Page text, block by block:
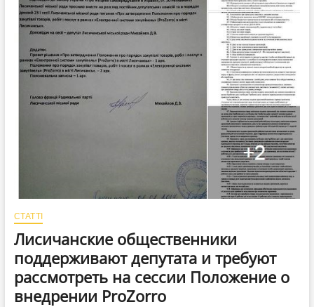
СТАТТІ
Лисичанские общественники
поддерживают депутата и требуют
рассмотреть на сессии Положение о
внедрении ProZorro